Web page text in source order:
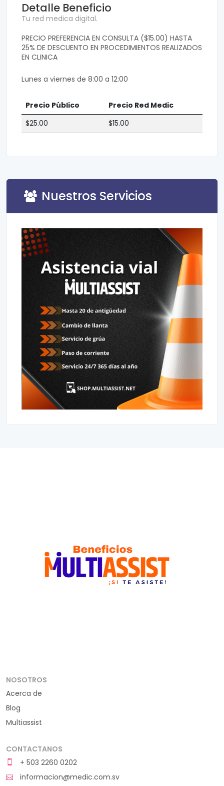
Detalle Beneficio
Tu red medica digital.
PRECIO PREFERENCIA EN CONSULTA ($15.00) HASTA
25% DE DESCUENTO EN PROCEDIMIENTOS REALIZADOS
EN CLINICA
Lunes a viernes de 8:00 a 12:00
Precio Público
Precio Red Medic
$25.00
$15.00
Nuestros Servicios
NOSOTROS
Acerca de
Blog
Multiassist
CONTACTANOS
+ 503 2260 0202
informacion@medic.com.sv